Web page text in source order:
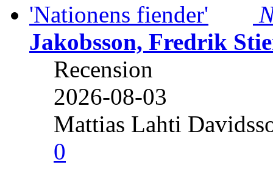
Jakobsson, Fredrik
Recension
2026-08-03
Mattias Lahti
0